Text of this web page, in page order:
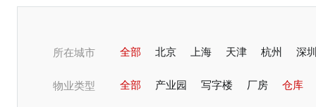
所在城市 全部 北京 上海 天津 杭州 深
潍坊 青岛 烟台 无锡 蚌埠 东
物业类型 全部 产业园 写字楼 厂房 仓库